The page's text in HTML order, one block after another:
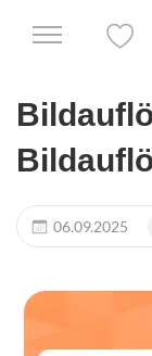
06.09.2025